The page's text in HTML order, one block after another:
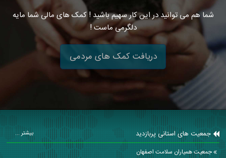
شما هم می توانید در این کار سهیم باشید ! کمک های مالی شما مایه
دلگرمی ماست !
دریافت کمک های مردمی
جمعیت های استانی پربازدید بیشتر ...
جمعیت همیاران سلامت اصفهان